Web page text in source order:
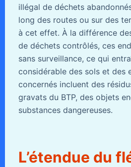
illégal de déchets
long des routes ou sur des
à cet effet. À la différence
de déchets contrôlés, ces
sans surveillance, ce qui
considérable des sols et des
concernés incluent des
gravats du BTP, des objets
substances dangereuses.
L’étendue du